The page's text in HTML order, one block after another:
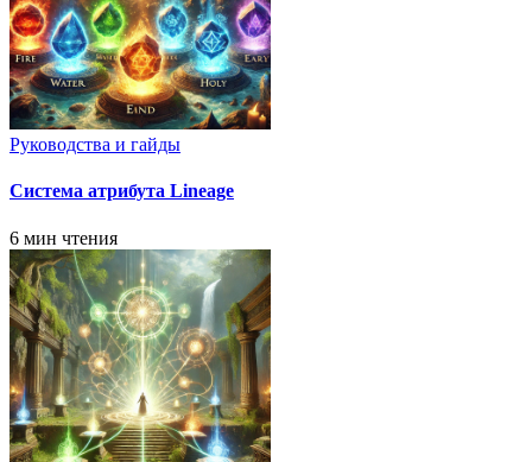
Руководства и гайды
Система атрибута Lineage
6 мин чтения